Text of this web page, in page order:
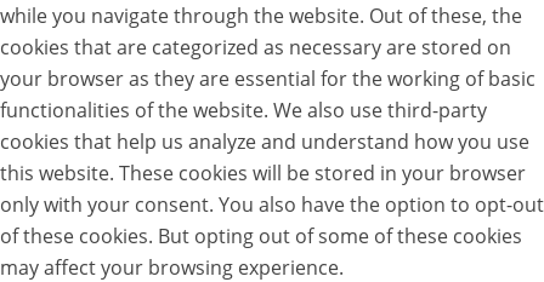
while you navigate through the website. Out of these, the
cookies that are categorized as necessary are stored on
your browser as they are essential for the working of basic
functionalities of the website. We also use third-party
cookies that help us analyze and understand how you use
this website. These cookies will be stored in your browser
only with your consent. You also have the option to opt-out
of these cookies. But opting out of some of these cookies
may affect your browsing experience.